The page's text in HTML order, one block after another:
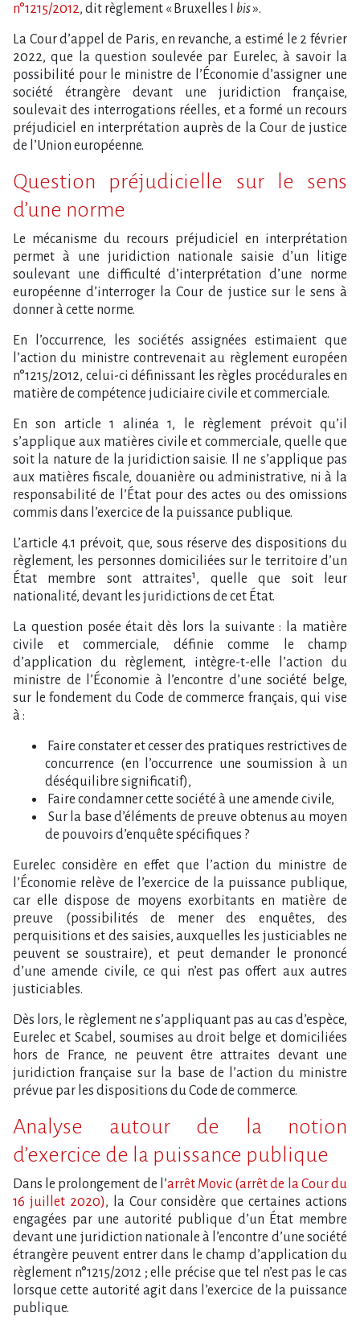
n°1215/2012, dit règlement « Bruxelles I bis».
La Cour d’appel de Paris, en revanche, a estimé le 2 février
2022, que la question soulevée par Eurelec, à savoir la
possibilité pour le ministre de l’Économie d’assigner une
société étrangère devant une juridiction française,
soulevait des interrogations réelles, et a formé un recours
préjudiciel en interprétation auprès de la Cour de justice
de l’Union européenne.
Question préjudicielle sur le sens
d’une norme
Le mécanisme du recours préjudiciel en interprétation
permet à une juridiction nationale saisie d’un litige
soulevant une difficulté d’interprétation d’une norme
européenne d’interroger la Cour de justice sur le sens à
donner à cette norme.
En l’occurrence, les sociétés assignées estimaient que
l’action du ministre contrevenait au règlement européen
n°1215/2012, celui-ci définissant les règles procédurales en
matière de compétence judiciaire civile et commerciale.
En son article 1 alinéa 1, le règlement prévoit qu’il
s’applique aux matières civile et commerciale, quelle que
soit la nature de la juridiction saisie. Il ne s’applique pas
aux matières fiscale, douanière ou administrative, ni à la
responsabilité de l’État pour des actes ou des omissions
commis dans l’exercice de la puissance publique.
L’article 4.1 prévoit, que, sous réserve des dispositions du
règlement, les personnes domiciliées sur le territoire d’un
État membre sont attraites¹, quelle que soit leur
nationalité, devant les juridictions de cet État.
La question posée était dès lors la suivante : la matière
civile et commerciale, définie comme le champ
d’application du règlement, intègre-t-elle l’action du
ministre de l’Économie à l’encontre d’une société belge,
sur le fondement du Code de commerce français, qui vise
à :
Faire constater et cesser des pratiques restrictives de
concurrence (en l’occurrence une soumission à un
déséquilibre significatif),
Faire condamner cette société à une amende civile,
Sur la base d’éléments de preuve obtenus au moyen
de pouvoirs d’enquête spécifiques ?
Eurelec considère en effet que l’action du ministre de
l’Économie relève de l’exercice de la puissance publique,
car elle dispose de moyens exorbitants en matière de
preuve (possibilités de mener des enquêtes, des
perquisitions et des saisies, auxquelles les justiciables ne
peuvent se soustraire), et peut demander le prononcé
d’une amende civile, ce qui n’est pas offert aux autres
justiciables.
Dès lors, le règlement ne s’appliquant pas au cas d’espèce,
Eurelec et Scabel, soumises au droit belge et domiciliées
hors de France, ne peuvent être attraites devant une
juridiction française sur la base de l’action du ministre
prévue par les dispositions du Code de commerce.
Analyse autour de la notion
d’exercice de la puissance publique
Dans le prolongement de l’arrêt Movic (arrêt de la Cour du
16 juillet 2020), la Cour considère que certaines actions
engagées par une autorité publique d’un État membre
devant une juridiction nationale à l’encontre d’une société
étrangère peuvent entrer dans le champ d’application du
règlement n°1215/2012 ; elle précise que tel n’est pas le cas
lorsque cette autorité agit dans l’exercice de la puissance
publique.